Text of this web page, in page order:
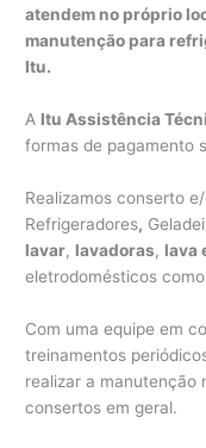
atendem no próprio
manutenção para
Itu.
A Itu Assistência
formas de pagamento
Realizamos conserto
Refrigeradores,
lavar, lavadoras, lava
eletrodomésticos
Com uma equipe em
treinamentos
realizar a manutenção
consertos em geral.